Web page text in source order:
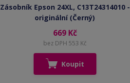
Zásobník Epson 24XL, C13T24314010 -
originální (Černý)
669 Kč
bez DPH 553 Kč
Koupit